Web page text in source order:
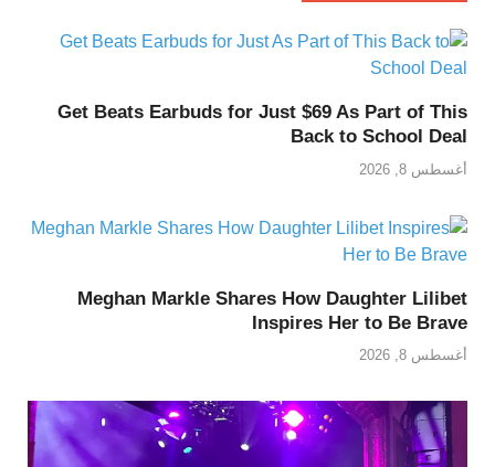
Get Beats Earbuds for Just $69 As Part of This
Back to School Deal
أغسطس 8, 2026
Meghan Markle Shares How Daughter Lilibet
Inspires Her to Be Brave
أغسطس 8, 2026